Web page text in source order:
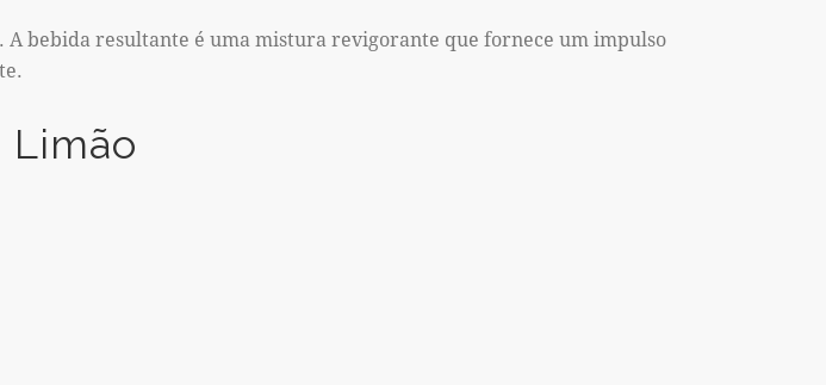
bebida resultante é uma mistura revigorante que fornece um impulso
Limão